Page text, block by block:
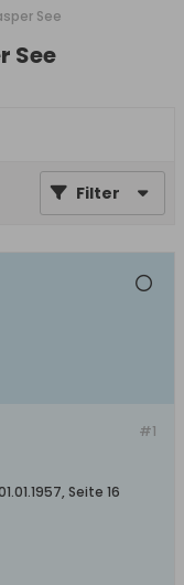
See
See
Filter
#1
Seite 16